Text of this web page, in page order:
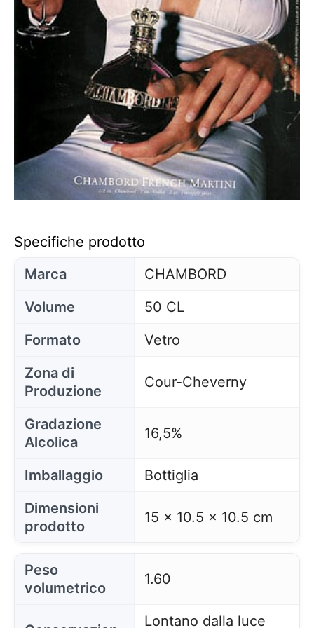
Specifiche prodotto
Marca
CHAMBORD
Volume
50 CL
Formato
Vetro
Zona di
Produzione
Cour-Cheverny
Gradazione
Alcolica
16,5%
Imballaggio
Bottiglia
Dimensioni
prodotto
15 x 10.5 x 10.5 cm
Peso
volumetrico
1.60
Lontano dalla luce